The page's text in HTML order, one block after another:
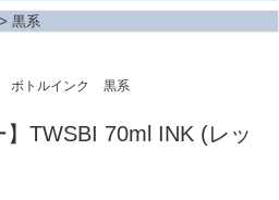
> 黒系
ボトルインク 黒系
】TWSBI 70ml INK (レッ